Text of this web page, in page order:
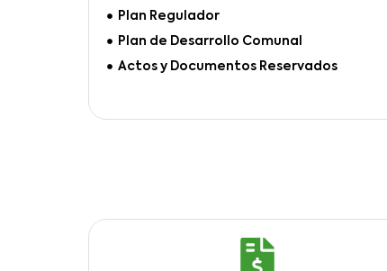
Plan Regulador
Plan de Desarrollo Comunal
Actos y Documentos Reservados